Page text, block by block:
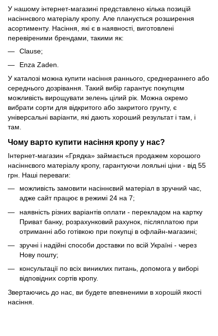
У нашому інтернет-магазині представлено кілька позицій
насіннєвого матеріалу кропу. Але планується розширення
асортименту. Насіння, які є в наявності, виготовлені
перевіреними брендами, такими як:
Clause;
Enza Zaden.
У каталозі можна купити насіння раннього, среднераннего або
середнього дозрівання. Такий вибір гарантує покупцям
можливість вирощувати зелень цілий рік. Можна окремо
вибрати сорти для відкритого або закритого грунту, є
універсальні варіанти, які дають хороший результат і там, і
там.
Чому варто купити насіння кропу у нас?
Інтернет-магазин «Грядка» займається продажем хорошого
насіннєвого матеріалу кропу, гарантуючи лояльні ціни - від 55
грн. Наші переваги:
можливість замовити насіннєвий матеріал в зручний час,
адже сайт працює в режимі 24 на 7;
наявність різних варіантів оплати - перекладом на картку
Приват банку, розрахунковий рахунок, післяплатою при
отриманні або готівкою при покупці в офлайн-магазині;
зручні і надійні способи доставки по всій Україні - через
Нову пошту;
консультації по всіх виниклих питань, допомога у виборі
відповідних сортів кропу.
Звертаючись до нас, ви будете впевненими в хорошій якості
насіння.